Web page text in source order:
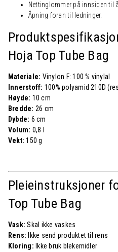
Nettinglommer på innsiden til
Åpning foran til ledninger.
Hoja Top Tube Bag
Materiale: Vinylon F: 100 % vinylal
Innerstoff: 100% polyamid 210D
Høyde: 10 cm
Bredde: 26 cm
Dybde: 6 cm
Volum: 0,8 l
Vekt:150 g
Pleieinstruksjoner
Top Tube Bag
Vask:Skal ikke vaskes
Rens:
Ikke send produktet til rens
Kloring: Ikke bruk blekemidler